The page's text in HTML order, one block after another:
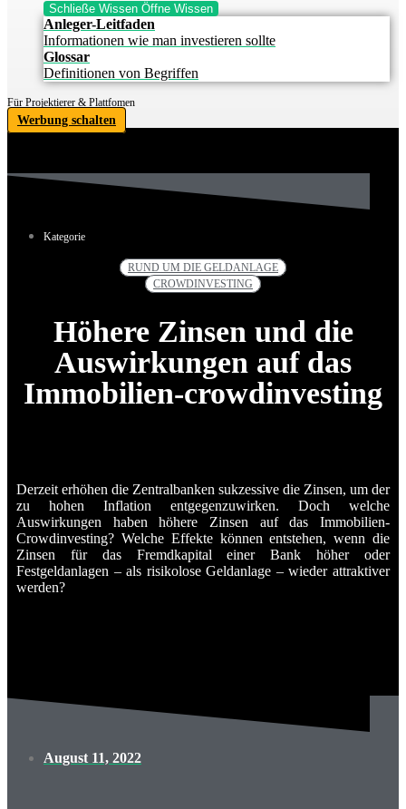
Schließe Wissen Öffne Wissen
Anleger-Leitfaden
Informationen wie man investieren sollte
Glossar
Definitionen von Begriffen
Für Projektierer & Plattfomen
Werbung schalten
Kategorie
RUND UM DIE GELDANLAGE
CROWDINVESTING
Höhere Zinsen und die
Auswirkungen auf das
Immobilien-crowdinvesting
Derzeit erhöhen die Zentralbanken sukzessive die Zinsen, um der
zu hohen Inflation entgegenzuwirken. Doch welche
Auswirkungen haben höhere Zinsen auf das Immobilien-
Crowdinvesting? Welche Effekte können entstehen, wenn die
Zinsen für das Fremdkapital einer Bank höher oder
Festgeldanlagen – als risikolose Geldanlage – wieder attraktiver
werden?
August 11, 2022